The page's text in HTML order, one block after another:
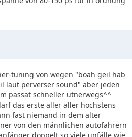
tuning von wegen "boah geil hab
laut perverser sound" aber jeden
passat schneller utnerwegs^^
das erste aller aller höchstens
fast niemand in dem alter
von den männlichen autofahrern